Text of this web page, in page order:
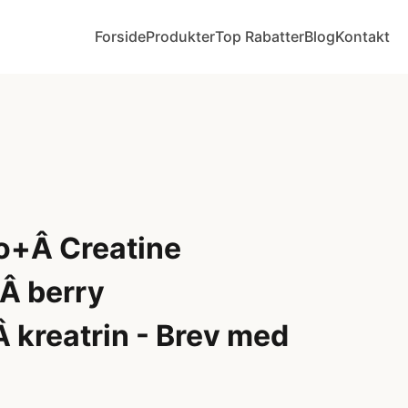
ForsideProdukterTop RabatterBlogKontakt
Creatine
berry
kreatrin - Brev med